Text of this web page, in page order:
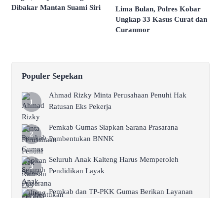
Dibakar Mantan Suami Siri
Lima Bulan, Polres Kobar
Ungkap 33 Kasus Curat dan
Curanmor
Populer Sepekan
Ahmad Rizky Minta Perusahaan Penuhi Hak
Ratusan Eks Pekerja
Pemkab Gumas Siapkan Sarana Prasarana
Pembentukan BNNK
Seluruh Anak Kalteng Harus Memperoleh
Pendidikan Layak
Pemkab dan TP-PKK Gumas Berikan Layanan